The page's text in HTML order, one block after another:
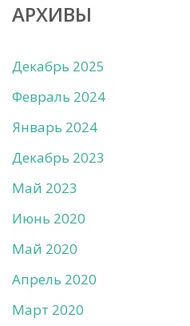
АРХИВЫ
Декабрь 2025
Февраль 2024
Январь 2024
Декабрь 2023
Май 2023
Июнь 2020
Май 2020
Апрель 2020
Март 2020